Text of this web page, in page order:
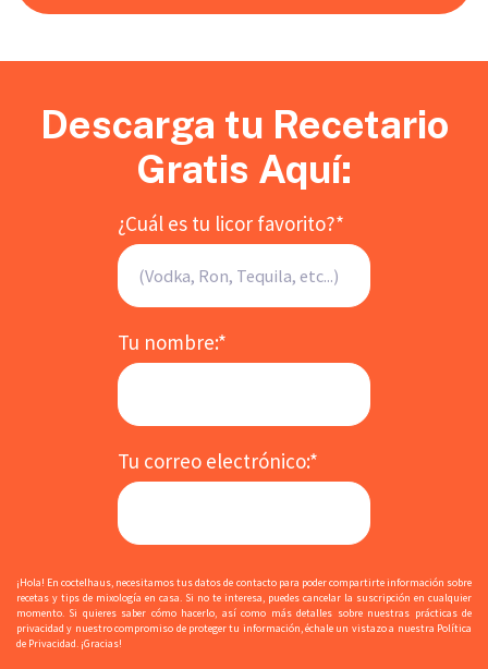
Descarga tu Recetario
Gratis Aquí:
¿Cuál es tu licor favorito?*
Tu nombre:*
Tu correo electrónico:*
¡Hola! En coctelhaus, necesitamos tus datos de contacto para poder compartirte información sobre
recetas y tips de mixología en casa. Si no te interesa, puedes cancelar la suscripción en cualquier
momento. Si quieres saber cómo hacerlo, así como más detalles sobre nuestras prácticas de
privacidad y nuestro compromiso de proteger tu información, échale un vistazo a nuestra Política
de Privacidad. ¡Gracias!